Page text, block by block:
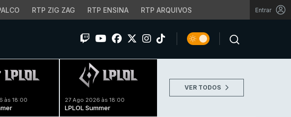
RTP ZIG ZAG RTP ENSINA RTP ARQUIVOS Entrar
às 18:00 27 Ago 2026 às 18:00
LPLOL Summer
VER TODOS